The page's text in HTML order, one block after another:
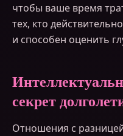
чтобы ваше время
тех, кто
и способен оценить
секрет
Отношения с